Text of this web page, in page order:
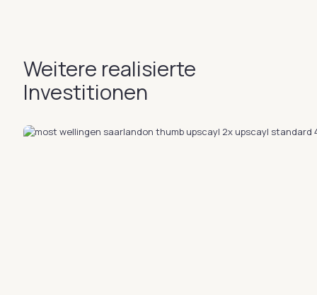
Weitere realisierte
Investitionen